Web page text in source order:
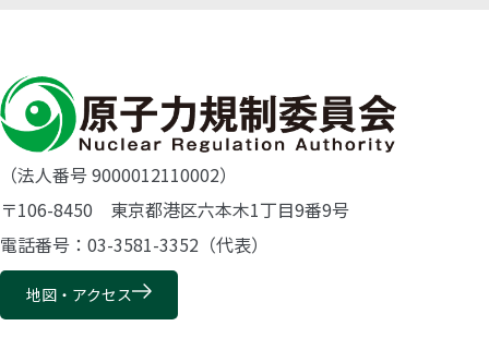
（法人番号 9000012110002）
〒106-8450 東京都港区六本木1丁目9番9号
電話番号：03-3581-3352（代表）
地図・アクセス